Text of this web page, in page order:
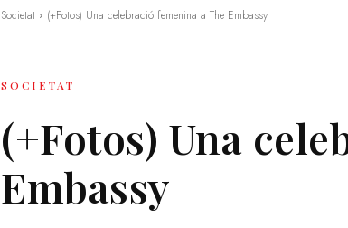
Societat (+Fotos) Una celebració femenina a The Embassy
SOCIETAT
(+Fotos) Una
Embassy